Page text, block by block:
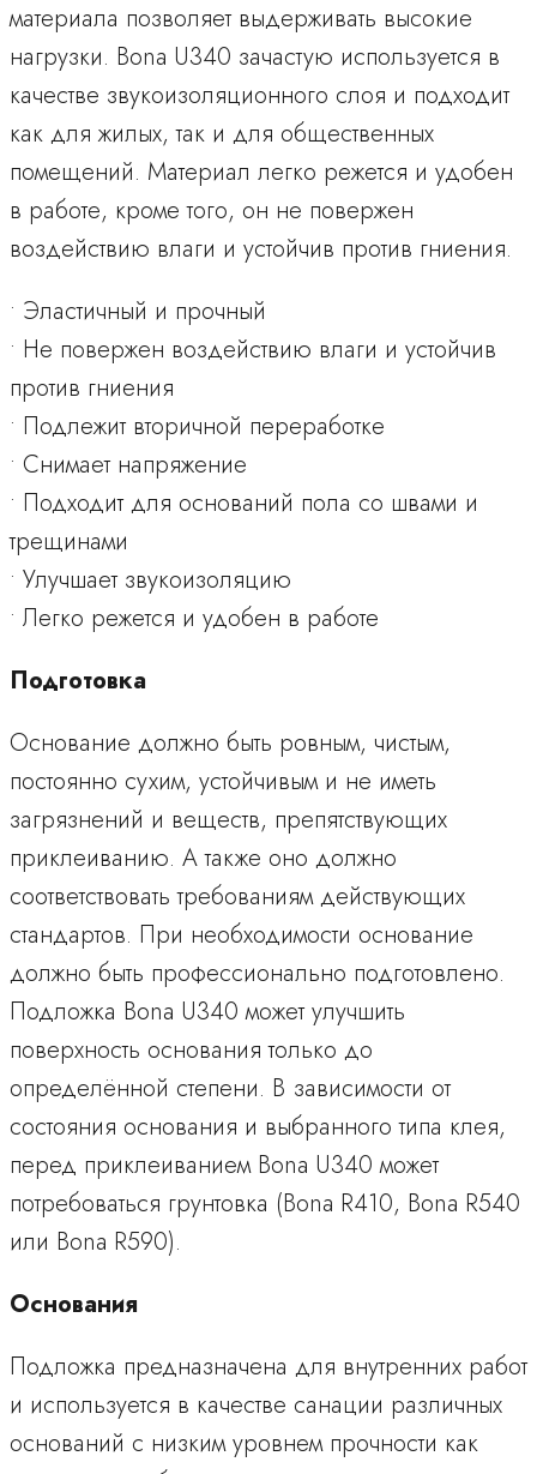
материала позволяет выдерживать высокие
нагрузки. Bona U340 зачастую используется в
качестве звукоизоляционного слоя и подходит
как для жилых, так и для общественных
помещений. Материал легко режется и удобен
в работе, кроме того, он не повержен
воздействию влаги и устойчив против гниения.
• Эластичный и прочный
• Не повержен воздействию влаги и устойчив
против гниения
• Подлежит вторичной переработке
• Снимает напряжение
• Подходит для оснований пола со швами и
трещинами
• Улучшает звукоизоляцию
• Легко режется и удобен в работе
Подготовка
Основание должно быть ровным, чистым,
постоянно сухим, устойчивым и не иметь
загрязнений и веществ, препятствующих
приклеиванию. А также оно должно
соответствовать требованиям действующих
стандартов. При необходимости основание
должно быть профессионально подготовлено.
Подложка Bona U340 может улучшить
поверхность основания только до
определённой степени. В зависимости от
состояния основания и выбранного типа клея,
перед приклеиванием Bona U340 может
потребоваться грунтовка (Bona R410, Bona R540
или Bona R590).
Основания
Подложка предназначена для внутренних работ
и используется в качестве санации различных
оснований с низким уровнем прочности как